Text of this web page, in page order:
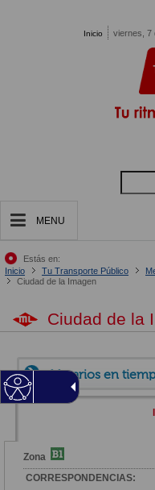
Inicio viernes, 7
MENU
Estás en:
Inicio
Tu Transporte Público
Ciudad de la Imagen
Ciudad de la
Horarios en
Zona
CORRESPONDENCIAS: